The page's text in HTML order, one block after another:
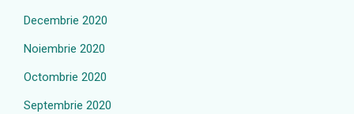
Decembrie 2020
Noiembrie 2020
Octombrie 2020
Septembrie 2020